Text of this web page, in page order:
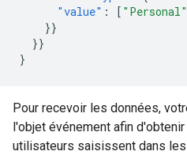
"value" : [ "Personal"
}}
}}
}
Pour recevoir les données,
l'objet événement afin
utilisateurs saisissent dans